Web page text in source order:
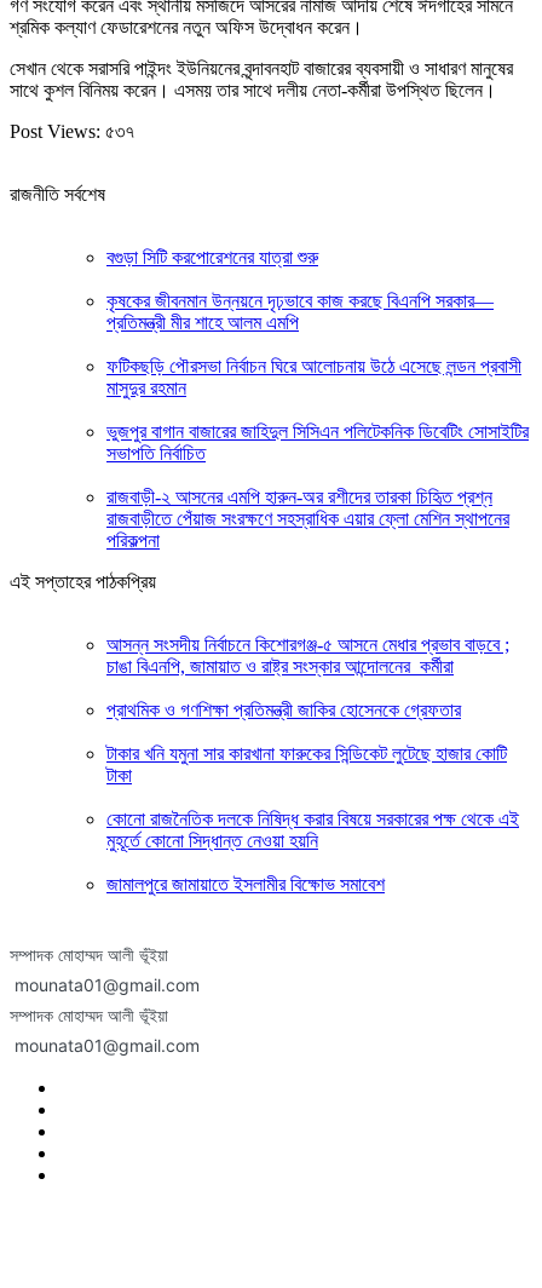
গণ সংযোগ করেন এবং স্থানীয় মসজিদে আসরের নামাজ আদায় শেষে ঈদগাহের সামনে
শ্রমিক কল্যাণ ফেডারেশনের নতুন অফিস উদ্বোধন করেন।
সেখান থেকে সরাসরি পাইন্দং ইউনিয়নের বৃন্দাবনহাট বাজারের ব্যবসায়ী ও সাধারণ মানুষের
সাথে কুশল বিনিময় করেন। এসময় তার সাথে দলীয় নেতা-কর্মীরা উপস্থিত ছিলেন।
Post Views: ৫৩৭
রাজনীতি সর্বশেষ
বগুড়া সিটি করপোরেশনের যাত্রা শুরু
কৃষকের জীবনমান উন্নয়নে দৃঢ়ভাবে কাজ করছে বিএনপি সরকার—
প্রতিমন্ত্রী মীর শাহে আলম এমপি
ফটিকছড়ি পৌরসভা নির্বাচন ঘিরে আলোচনায় উঠে এসেছে লন্ডন প্রবাসী
মাসুদুর রহমান
ভুজপুর বাগান বাজারের জাহিদুল সিসিএন পলিটেকনিক ডিবেটিং সোসাইটির
সভাপতি নির্বাচিত
রাজবাড়ী-২ আসনের এমপি হারুন-অর রশীদের তারকা চিহিৃত প্রশ্ন
রাজবাড়ীতে পেঁয়াজ সংরক্ষণে সহস্রাধিক এয়ার ফ্লো মেশিন স্থাপনের
পরিকল্পনা
এই সপ্তাহের পাঠকপ্রিয়
আসন্ন সংসদীয় নির্বাচনে কিশোরগঞ্জ-৫ আসনে মেধার প্রভাব বাড়বে ;
চাঙা বিএনপি, জামায়াত ও রাষ্ট্র সংস্কার আন্দোলনের কর্মীরা
প্রাথমিক ও গণশিক্ষা প্রতিমন্ত্রী জাকির হোসেনকে গ্রেফতার
টাকার খনি যমুনা সার কারখানা ফারুকের সিন্ডিকেট লুটেছে হাজার কোটি
টাকা
কোনো রাজনৈতিক দলকে নিষিদ্ধ করার বিষয়ে সরকারের পক্ষ থেকে এই
মুহূর্তে কোনো সিদ্ধান্ত নেওয়া হয়নি
জামালপুরে জামায়াতে ইসলামীর বিক্ষোভ সমাবেশ
সম্পাদক মোহাম্মদ আলী ভূঁইয়া
mounata01@gmail.com
সম্পাদক মোহাম্মদ আলী ভূঁইয়া
mounata01@gmail.com